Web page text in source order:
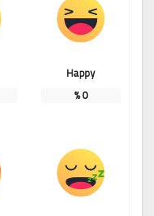
Happy
0
%